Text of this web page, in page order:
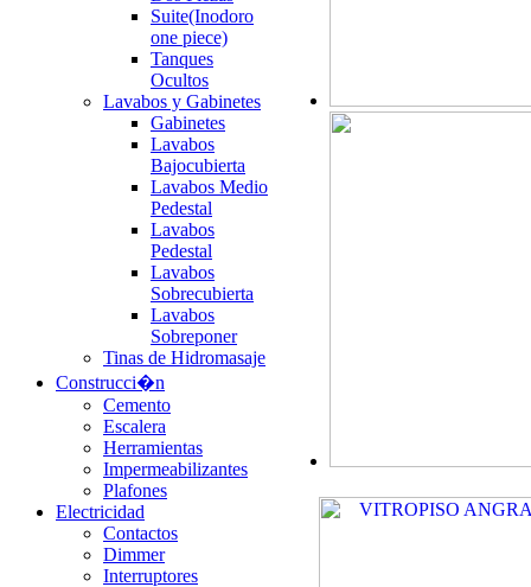
Suite(Inodoro
one piece)
Tanques
Ocultos
Lavabos y Gabinetes
Gabinetes
Lavabos
Bajocubierta
Lavabos Medio
Pedestal
Lavabos
Pedestal
Lavabos
Sobrecubierta
Lavabos
Sobreponer
Tinas de Hidromasaje
Construcci�n
Cemento
Escalera
Herramientas
Impermeabilizantes
Plafones
Electricidad
Contactos
Dimmer
Interruptores